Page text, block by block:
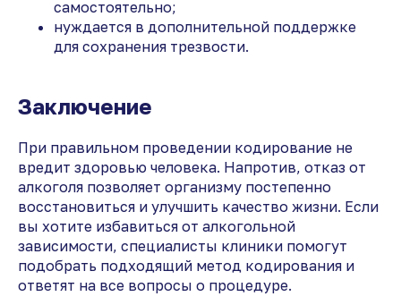
самостоятельно;
нуждается в дополнительной поддержке
для сохранения трезвости.
Заключение
При правильном проведении кодирование не
вредит здоровью человека. Напротив, отказ от
алкоголя позволяет организму постепенно
восстановиться и улучшить качество жизни. Если
вы хотите избавиться от алкогольной
зависимости, специалисты клиники помогут
подобрать подходящий метод кодирования и
ответят на все вопросы о процедуре.